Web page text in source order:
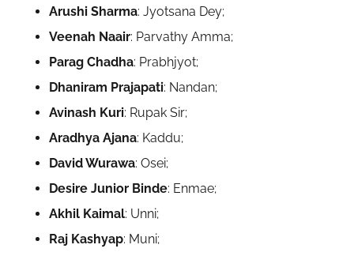
Arushi Sharma: Jyotsana Dey;
Veenah Naair: Parvathy Amma;
Parag Chadha: Prabhjyot;
Dhaniram Prajapati: Nandan;
Avinash Kuri: Rupak Sir;
Aradhya Ajana: Kaddu;
David Wurawa: Osei;
Desire Junior Binde: Enmae;
Akhil Kaimal: Unni;
Raj Kashyap: Muni;